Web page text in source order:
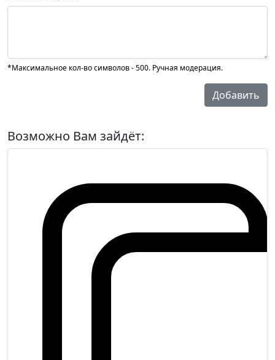
*Максимальное кол-во символов - 500. Ручная модерация.
Добавить
Возможно Вам зайдёт: